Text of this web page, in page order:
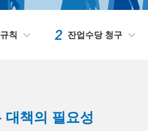
칙 잔업수당 청구
대책의 필요성